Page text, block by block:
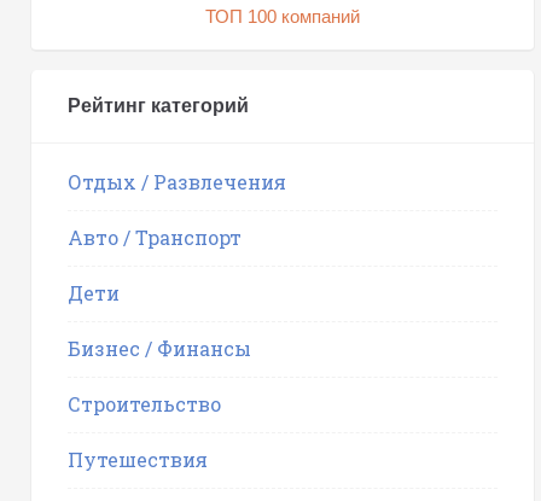
ТОП 100 компаний
Рейтинг категорий
Отдых / Развлечения
Авто / Транспорт
Дети
Бизнес / Финансы
Строительство
Путешествия